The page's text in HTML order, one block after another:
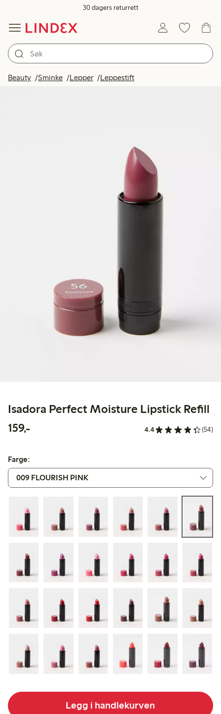
30 dagers returrett
Beauty Sminke Lepper Leppestift
Isadora Perfect Moisture Lipstick Refill
159,-159,00 kr 4.4 (54)
Farge:
Legg i handlekurven